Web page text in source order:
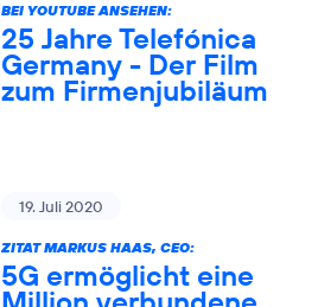
BEI YOUTUBE ANSEHEN:
25 Jahre Telefónica
Germany - Der Film
zum Firmenjubiläum
19. Juli 2020
ZITAT MARKUS HAAS, CEO:
5G ermöglicht eine